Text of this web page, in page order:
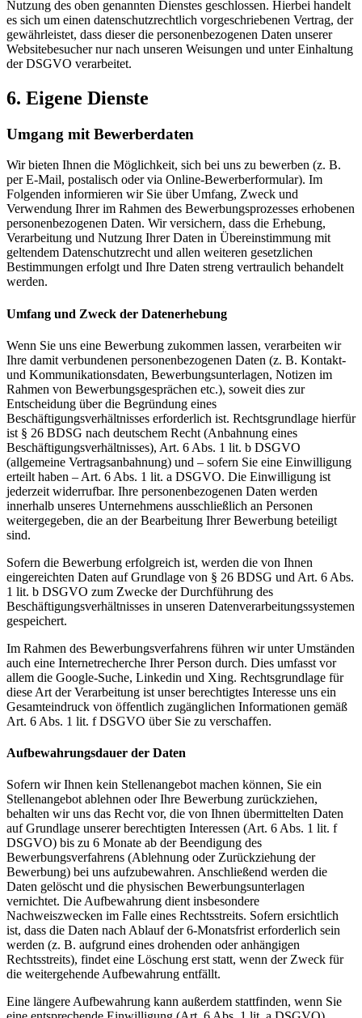
Nutzung des oben genannten Dienstes geschlossen. Hierbei handelt
es sich um einen datenschutzrechtlich vorgeschriebenen Vertrag, der
gewährleistet, dass dieser die personenbezogenen Daten unserer
Websitebesucher nur nach unseren Weisungen und unter Einhaltung
der DSGVO verarbeitet.
6. Eigene Dienste
Umgang mit Bewerberdaten
Wir bieten Ihnen die Möglichkeit, sich bei uns zu bewerben (z. B.
per E-Mail, postalisch oder via Online-Bewerberformular). Im
Folgenden informieren wir Sie über Umfang, Zweck und
Verwendung Ihrer im Rahmen des Bewerbungsprozesses erhobenen
personenbezogenen Daten. Wir versichern, dass die Erhebung,
Verarbeitung und Nutzung Ihrer Daten in Übereinstimmung mit
geltendem Datenschutzrecht und allen weiteren gesetzlichen
Bestimmungen erfolgt und Ihre Daten streng vertraulich behandelt
werden.
Umfang und Zweck der Datenerhebung
Wenn Sie uns eine Bewerbung zukommen lassen, verarbeiten wir
Ihre damit verbundenen personenbezogenen Daten (z. B. Kontakt-
und Kommunikationsdaten, Bewerbungsunterlagen, Notizen im
Rahmen von Bewerbungsgesprächen etc.), soweit dies zur
Entscheidung über die Begründung eines
Beschäftigungsverhältnisses erforderlich ist. Rechtsgrundlage hierfür
ist § 26 BDSG nach deutschem Recht (Anbahnung eines
Beschäftigungsverhältnisses), Art. 6 Abs. 1 lit. b DSGVO
(allgemeine Vertragsanbahnung) und – sofern Sie eine Einwilligung
erteilt haben – Art. 6 Abs. 1 lit. a DSGVO. Die Einwilligung ist
jederzeit widerrufbar. Ihre personenbezogenen Daten werden
innerhalb unseres Unternehmens ausschließlich an Personen
weitergegeben, die an der Bearbeitung Ihrer Bewerbung beteiligt
sind.
Sofern die Bewerbung erfolgreich ist, werden die von Ihnen
eingereichten Daten auf Grundlage von § 26 BDSG und Art. 6 Abs.
1 lit. b DSGVO zum Zwecke der Durchführung des
Beschäftigungsverhältnisses in unseren Datenverarbeitungssystemen
gespeichert.
Im Rahmen des Bewerbungsverfahrens führen wir unter Umständen
auch eine Internetrecherche Ihrer Person durch. Dies umfasst vor
allem die Google-Suche, Linkedin und Xing. Rechtsgrundlage für
diese Art der Verarbeitung ist unser berechtigtes Interesse uns ein
Gesamteindruck von öffentlich zugänglichen Informationen gemäß
Art. 6 Abs. 1 lit. f DSGVO über Sie zu verschaffen.
Aufbewahrungsdauer der Daten
Sofern wir Ihnen kein Stellenangebot machen können, Sie ein
Stellenangebot ablehnen oder Ihre Bewerbung zurückziehen,
behalten wir uns das Recht vor, die von Ihnen übermittelten Daten
auf Grundlage unserer berechtigten Interessen (Art. 6 Abs. 1 lit. f
DSGVO) bis zu 6 Monate ab der Beendigung des
Bewerbungsverfahrens (Ablehnung oder Zurückziehung der
Bewerbung) bei uns aufzubewahren. Anschließend werden die
Daten gelöscht und die physischen Bewerbungsunterlagen
vernichtet. Die Aufbewahrung dient insbesondere
Nachweiszwecken im Falle eines Rechtsstreits. Sofern ersichtlich
ist, dass die Daten nach Ablauf der 6-Monatsfrist erforderlich sein
werden (z. B. aufgrund eines drohenden oder anhängigen
Rechtsstreits), findet eine Löschung erst statt, wenn der Zweck für
die weitergehende Aufbewahrung entfällt.
Eine längere Aufbewahrung kann außerdem stattfinden, wenn Sie